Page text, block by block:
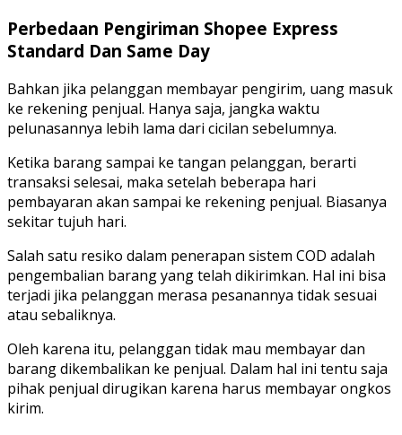
Perbedaan Pengiriman Shopee Express
Standard Dan Same Day
Bahkan jika pelanggan membayar pengirim, uang masuk
ke rekening penjual. Hanya saja, jangka waktu
pelunasannya lebih lama dari cicilan sebelumnya.
Ketika barang sampai ke tangan pelanggan, berarti
transaksi selesai, maka setelah beberapa hari
pembayaran akan sampai ke rekening penjual. Biasanya
sekitar tujuh hari.
Salah satu resiko dalam penerapan sistem COD adalah
pengembalian barang yang telah dikirimkan. Hal ini bisa
terjadi jika pelanggan merasa pesanannya tidak sesuai
atau sebaliknya.
Oleh karena itu, pelanggan tidak mau membayar dan
barang dikembalikan ke penjual. Dalam hal ini tentu saja
pihak penjual dirugikan karena harus membayar ongkos
kirim.